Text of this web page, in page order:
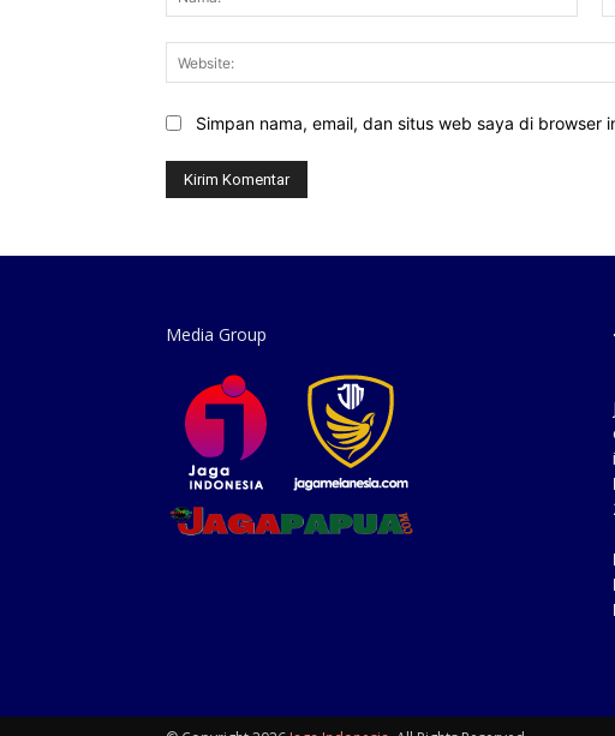
Simpan nama, email, dan situs web saya di browser
Media Group